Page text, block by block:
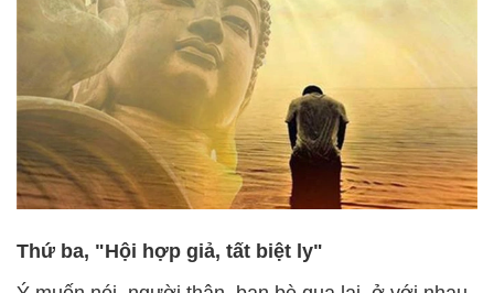
Thứ ba, "Hội hợp giả, tất biệt ly"